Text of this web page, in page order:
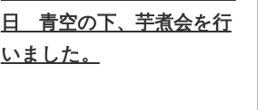
日 青空の下、芋煮会を行
いました。